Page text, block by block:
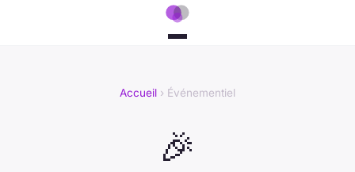
Accueil › Événementiel
🎉